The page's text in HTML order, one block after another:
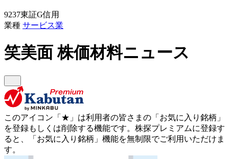
9237東証G信用
業種 サービス業
笑美面株価材料ニュース
このアイコン 「★」 は利用者の皆さまの 「お気に入り銘柄」
を登録もしくは削除する機能です。 株探プレミアムに登録す
ると、「お気に入り銘柄」機能を無制限でご利用いただけま
す。